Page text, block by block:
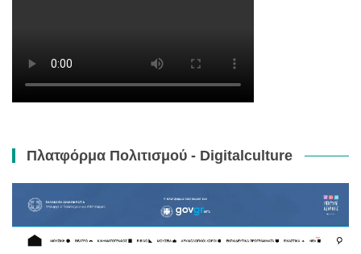
Πλατφόρμα Πολιτισμού - Digitalculture